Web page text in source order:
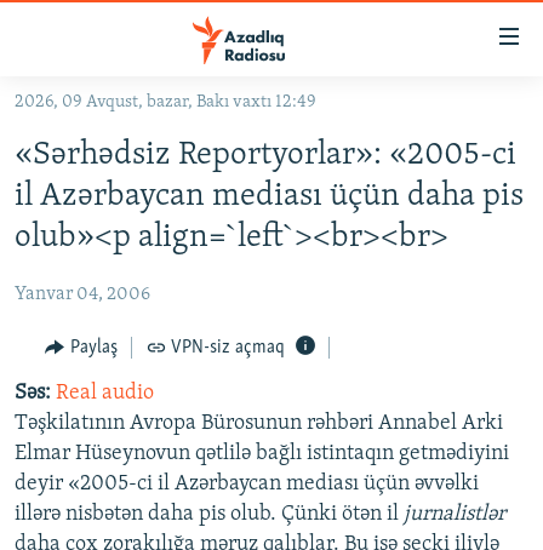
Əsas
qayıt
Əsas
naviqasiyaya
qayıt
KORRUPSIOMETR
FƏRQƏ BAX
QANUNI DOĞRU
ARAŞDIRMA
MULTIMEDIA
VIDEO
FOTOQALEREYA
RADIO ARXIV
OXU ZALI
HAQQIMIZDA
2026, 09 Avqust, bazar, Bakı vaxtı 12:49
«Sərhədsiz Reportyorlar»: «2005-ci
il Azərbaycan mediası üçün daha pis
olub»<p align=`left`><br><br>
Yanvar 04, 2006
Paylaş VPN-siz açmaq
Səs: Real audio
Təşkilatının Avropa Bürosunun rəhbəri Annabel Arki
Elmar Hüseynovun qətlilə bağlı istintaqın getmədiyini
deyir «2005-ci il Azərbaycan mediası üçün əvvəlki
illərə nisbətən daha pis olub. Çünki ötən il jurnalistlər
daha çox zorakılığa məruz qalıblar. Bu isə seçki iliylə